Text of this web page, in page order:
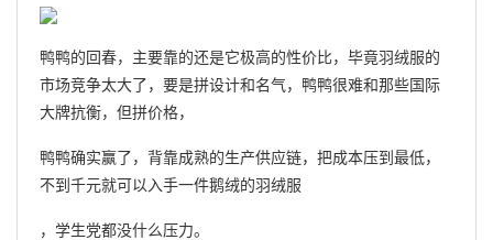
鸭鸭的回春，主要靠的还是它极高的性价比，毕竟羽绒服的
市场竞争太大了，要是拼设计和名气，鸭鸭很难和那些国际
大牌抗衡，但拼价格，
鸭鸭确实赢了，背靠成熟的生产供应链，把成本压到最低，
不到千元就可以入手一件鹅绒的羽绒服
，学生党都没什么压力。